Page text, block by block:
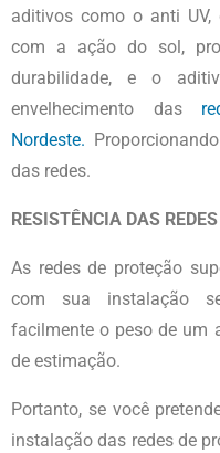
aditivos como o anti UV,
com a ação do sol,
durabilidade, e o
envelhecimento das
Nordeste.
das redes.
RESISTÊNCIA DAS REDES
As redes de proteção
com sua instalação
facilmente o peso de um
de estimação.
Portanto, se você
instalação das redes de